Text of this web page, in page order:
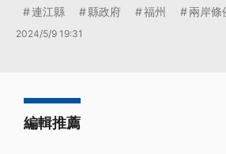
連江縣 縣政府 福州 兩岸條
2024/5/9 19:31
編輯推薦